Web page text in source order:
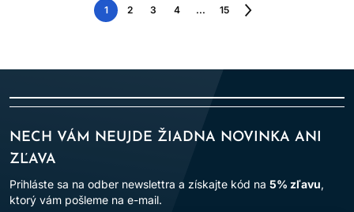
1 2 3 4 ... 15
Nasledujúca
NECH VÁM NEUJDE ŽIADNA NOVINKA ANI
ZĽAVA
Prihláste sa na odber newslettra a získajte kód na 5% zľavu,
ktorý vám pošleme na e-mail.